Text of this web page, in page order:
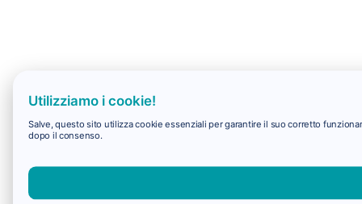
Utilizziamo i cookie!
Salve, questo sito utilizza cookie essenziali per garantire il suo corretto
dopo il consenso.